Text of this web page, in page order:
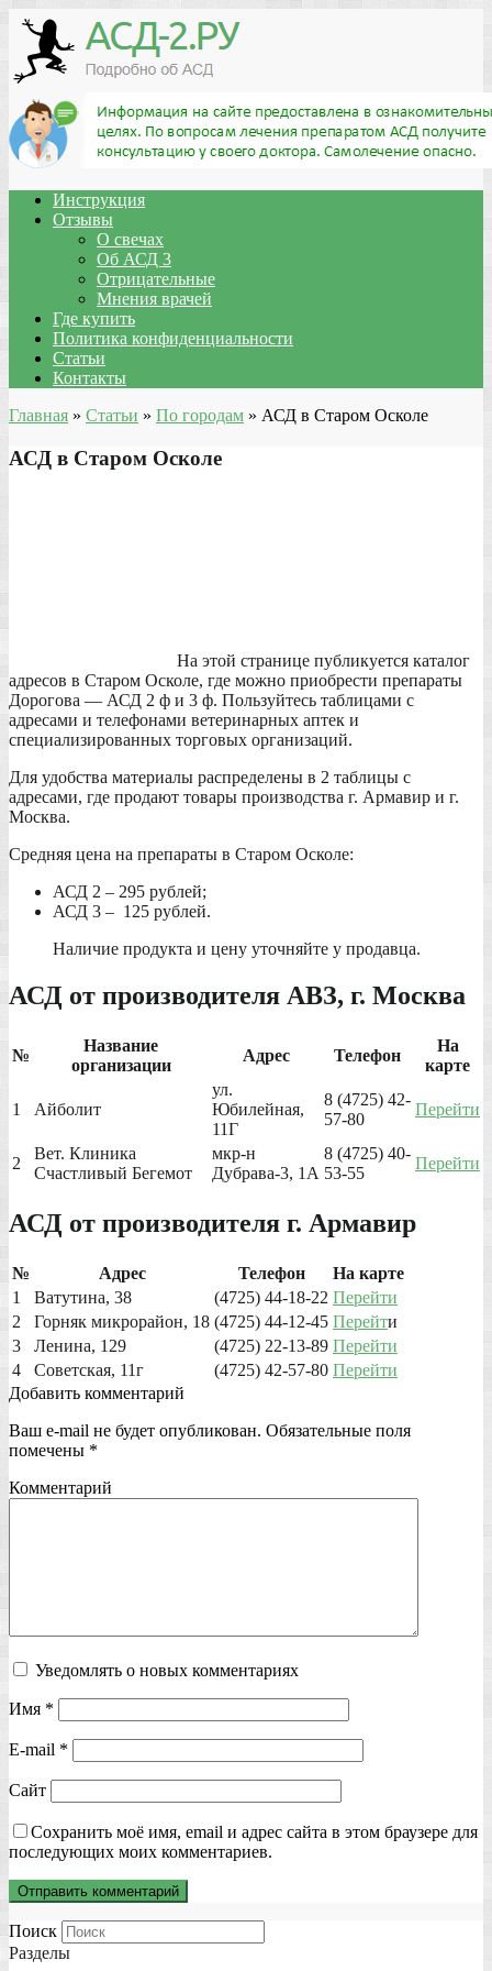
Инструкция
Отзывы
О свечах
Об АСД 3
Отрицательные
Мнения врачей
Где купить
Политика конфиденциальности
Статьи
Контакты
Главная » Статьи » По городам » АСД в Старом Осколе
АСД в Старом Осколе
На этой странице публикуется каталог
адресов в Старом Осколе, где можно приобрести препараты
Дорогова — АСД 2 ф и 3 ф. Пользуйтесь таблицами с
адресами и телефонами ветеринарных аптек и
специализированных торговых организаций.
Для удобства материалы распределены в 2 таблицы с
адресами, где продают товары производства г. Армавир и г.
Москва.
Средняя цена на препараты в Старом Осколе:
АСД 2 – 295 рублей;
АСД 3 – 125 рублей.
Наличие продукта и цену уточняйте у продавца.
АСД от производителя АВЗ, г. Москва
№
Название
организации
Адрес Телефон
На
карте
1 Айболит
ул.
Юбилейная,
11Г
8 (4725) 42-
57-80
Перейти
2
Вет. Клиника
Счастливый Бегемот
мкр-н
Дубрава-3, 1А
8 (4725) 40-
53-55
Перейти
АСД от производителя г. Армавир
№ Адрес Телефон
На карте
1
Ватутина, 38 (4725) 44-18-22 Перейти
2
Горняк микрорайон, 18 (4725) 44-12-45 Перейти
3
Ленина, 129 (4725) 22-13-89 Перейти
4
Советская, 11г (4725) 42-57-80 Перейти
Добавить комментарий
Ваш e-mail не будет опубликован. Обязательные поля
помечены *
Комментарий
Уведомлять о новых комментариях
Имя *
E-mail *
Сайт
Сохранить моё имя, email и адрес сайта в этом браузере для
последующих моих комментариев.
Поиск
Разделы